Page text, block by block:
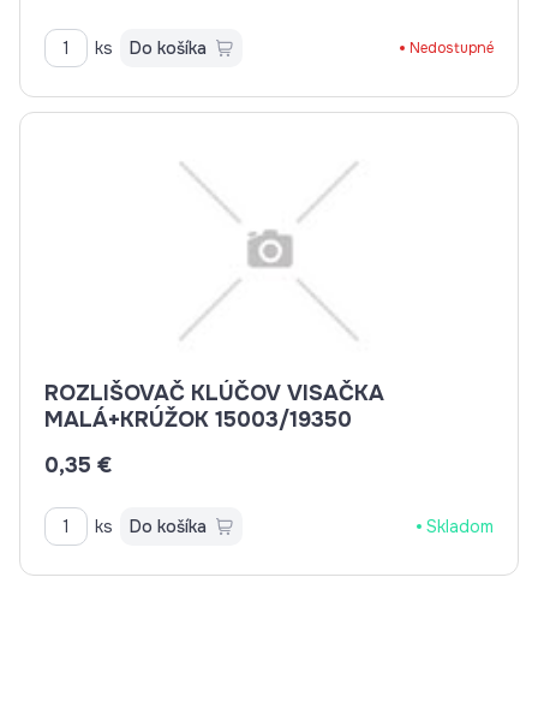
ks Do košíka Nedostupné
ROZLIŠOVAČ KLÚČOV VISAČKA
MALÁ+KRÚŽOK 15003/19350
0,35 €
ks Do košíka Skladom